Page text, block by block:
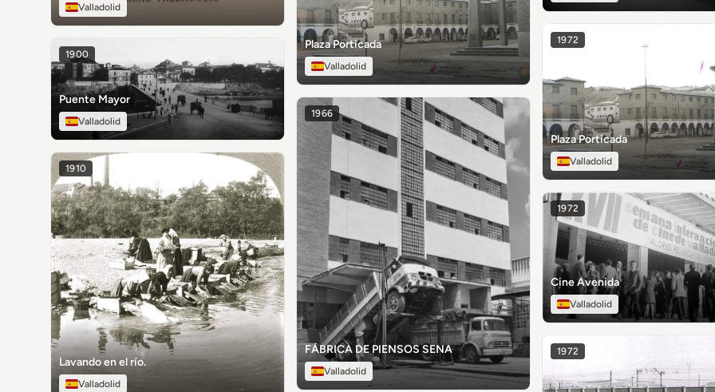
Valladolid
1900
Puente Mayor
Valladolid
1910
Lavando en el río.
Valladolid
Plaza Porticada
Valladolid
1966
FÁBRICA DE PIENSOS SENA
Valladolid
1972
Plaza Porticada
Valladolid
1972
Cine Avenida
Valladolid
1972